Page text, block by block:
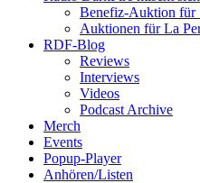
Benefiz-Auktion für
Auktionen für La
RDF-Blog
Reviews
Interviews
Videos
Podcast Archive
Merch
Events
Popup-Player
Anhören/Listen